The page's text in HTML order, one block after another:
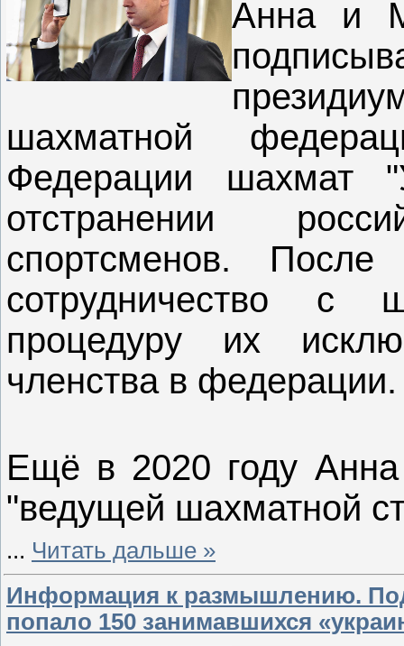
Анна и
шахматной
Федерации шахмат
отстранении
спортсменов.
сотрудничество с
процедуру их
членства в федерации.
Ещё в 2020 году
"ведущей шахматной
... Читать дальше »
Информация к размышлению.
попало 150 занимавшихся